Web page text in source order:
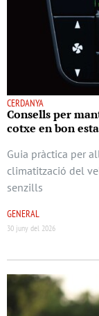
CERDANYA
Consells per
cotxe en bon
Guia pràctica per
climatització del
senzills
GENERAL
30 juny del 2026